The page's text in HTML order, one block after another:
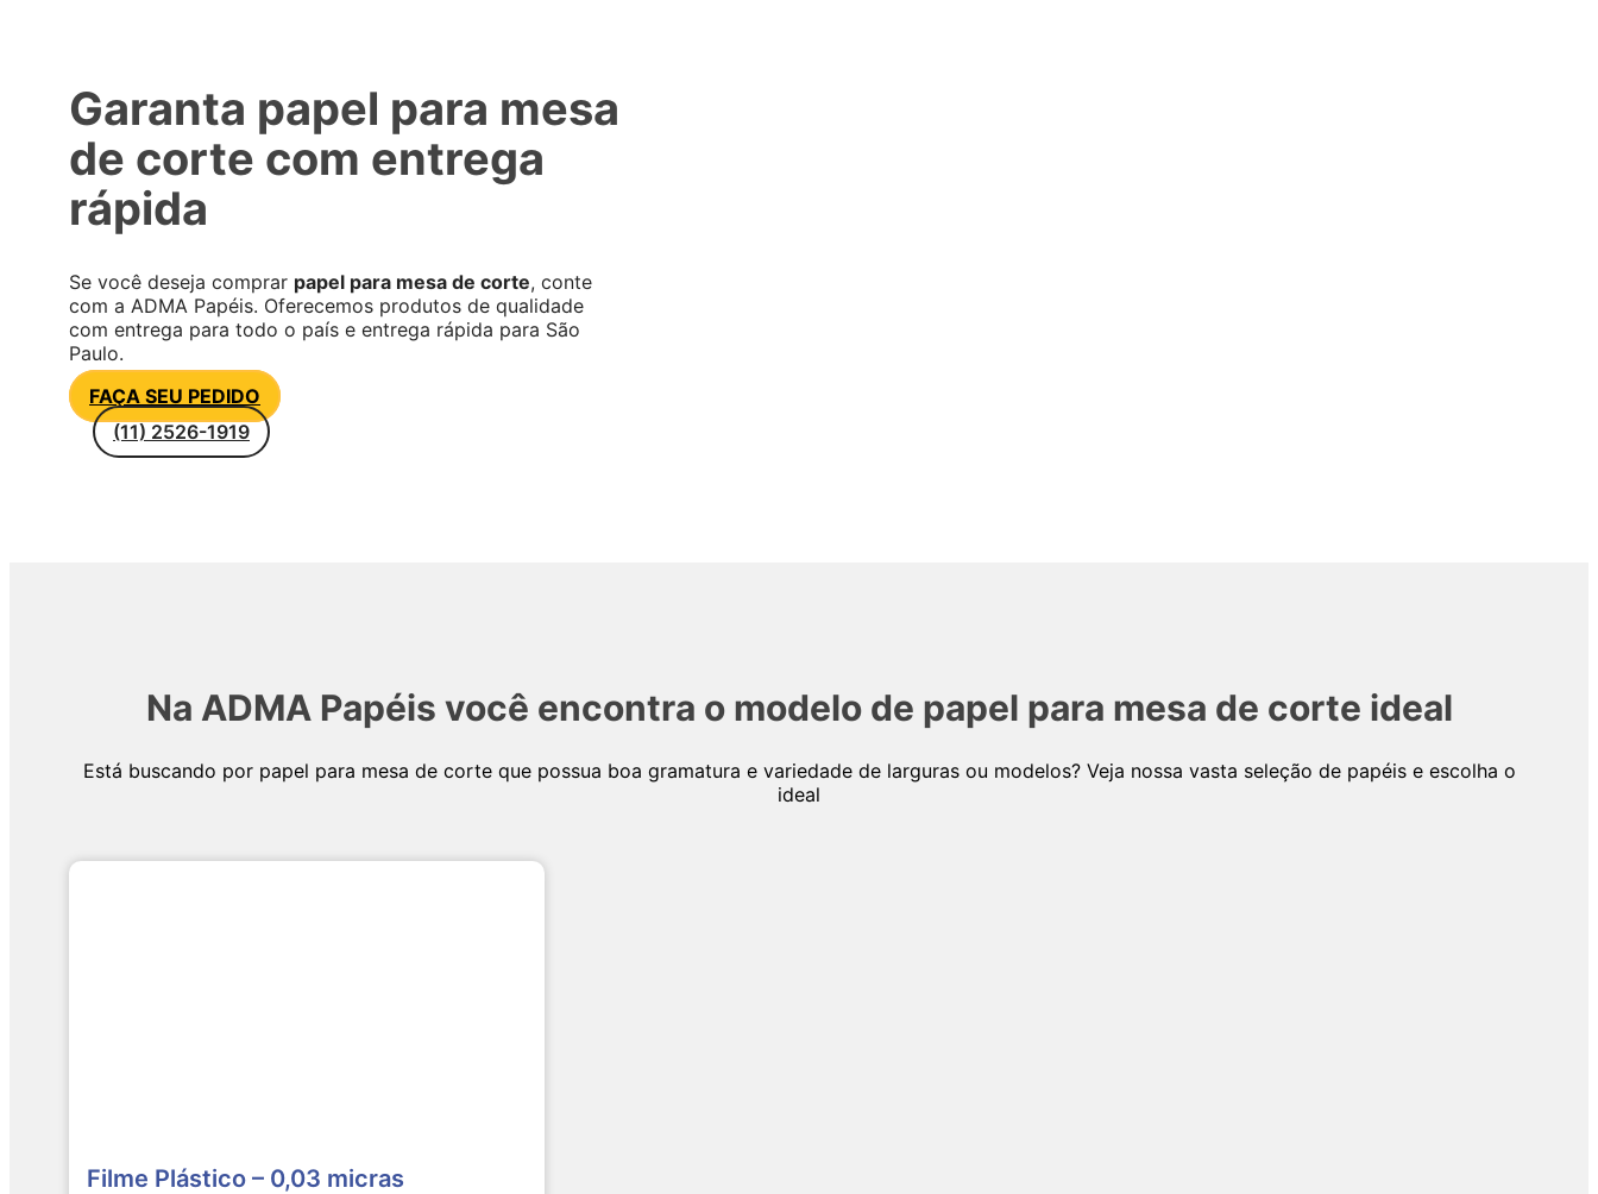
Garanta papel para mesa
de corte com entrega
rápida
Se você deseja comprar papel para mesa de corte, conte
com a ADMA Papéis. Oferecemos produtos de qualidade
com entrega para todo o país e entrega rápida para São
Paulo.
FAÇA SEU PEDIDO
(11) 2526-1919
Na ADMA Papéis você encontra o modelo de papel para mesa de corte ideal
Está buscando por papel para mesa de corte que possua boa gramatura e variedade de larguras ou modelos? Veja nossa vasta seleção de papéis e escolha o
ideal
Filme Plástico – 0,03 micras